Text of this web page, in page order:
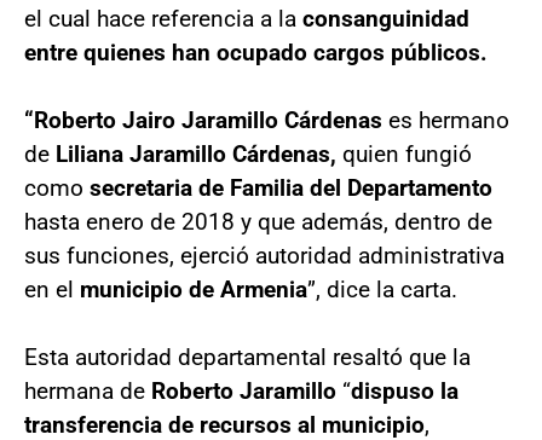
el cual hace referencia a la consanguinidad
entre quienes han ocupado cargos públicos.
“Roberto Jairo Jaramillo Cárdenas es hermano
de Liliana Jaramillo Cárdenas, quien fungió
como secretaria de Familia del Departamento
hasta enero de 2018 y que además, dentro de
sus funciones, ejerció autoridad administrativa
en el municipio de Armenia”, dice la carta.
Esta autoridad departamental resaltó que la
hermana de Roberto Jaramillo “dispuso la
transferencia de recursos al municipio,